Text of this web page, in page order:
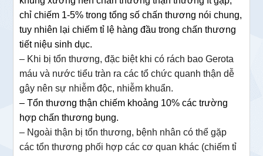
chỉ chiếm 1-5% trong tổng số chấn thương nói chung,
tuy nhiên lại chiếm tỉ lệ hàng đầu trong chấn thương
tiết niệu sinh dục.
– Khi bị tổn thương, đặc biệt khi có rách bao Gerota
máu và nước tiểu tràn ra các tổ chức quanh thận dễ
gây nên sự nhiễm độc, nhiễm khuẩn.
– Tổn thương thận chiếm khoảng 10% các trường
hợp chấn thương bụng.
– Ngoài thận bị tổn thương, bệnh nhân có thể gặp
các tổn thương phối hợp các cơ quan khác (chiếm tỉ